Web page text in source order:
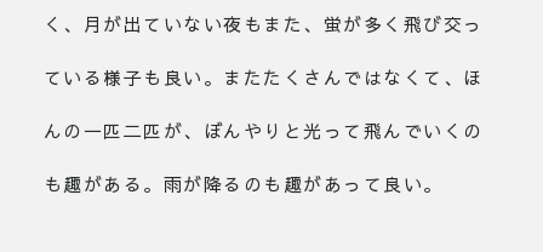
く、月が出ていない夜もまた、蛍が多く飛び交っ
ている様子も良い。またたくさんではなくて、ほ
んの一匹二匹が、ぼんやりと光って飛んでいくの
も趣がある。雨が降るのも趣があって良い。